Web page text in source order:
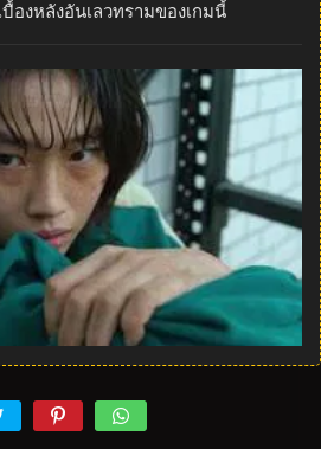
องหลังอันเลวทรามของเกมนี้